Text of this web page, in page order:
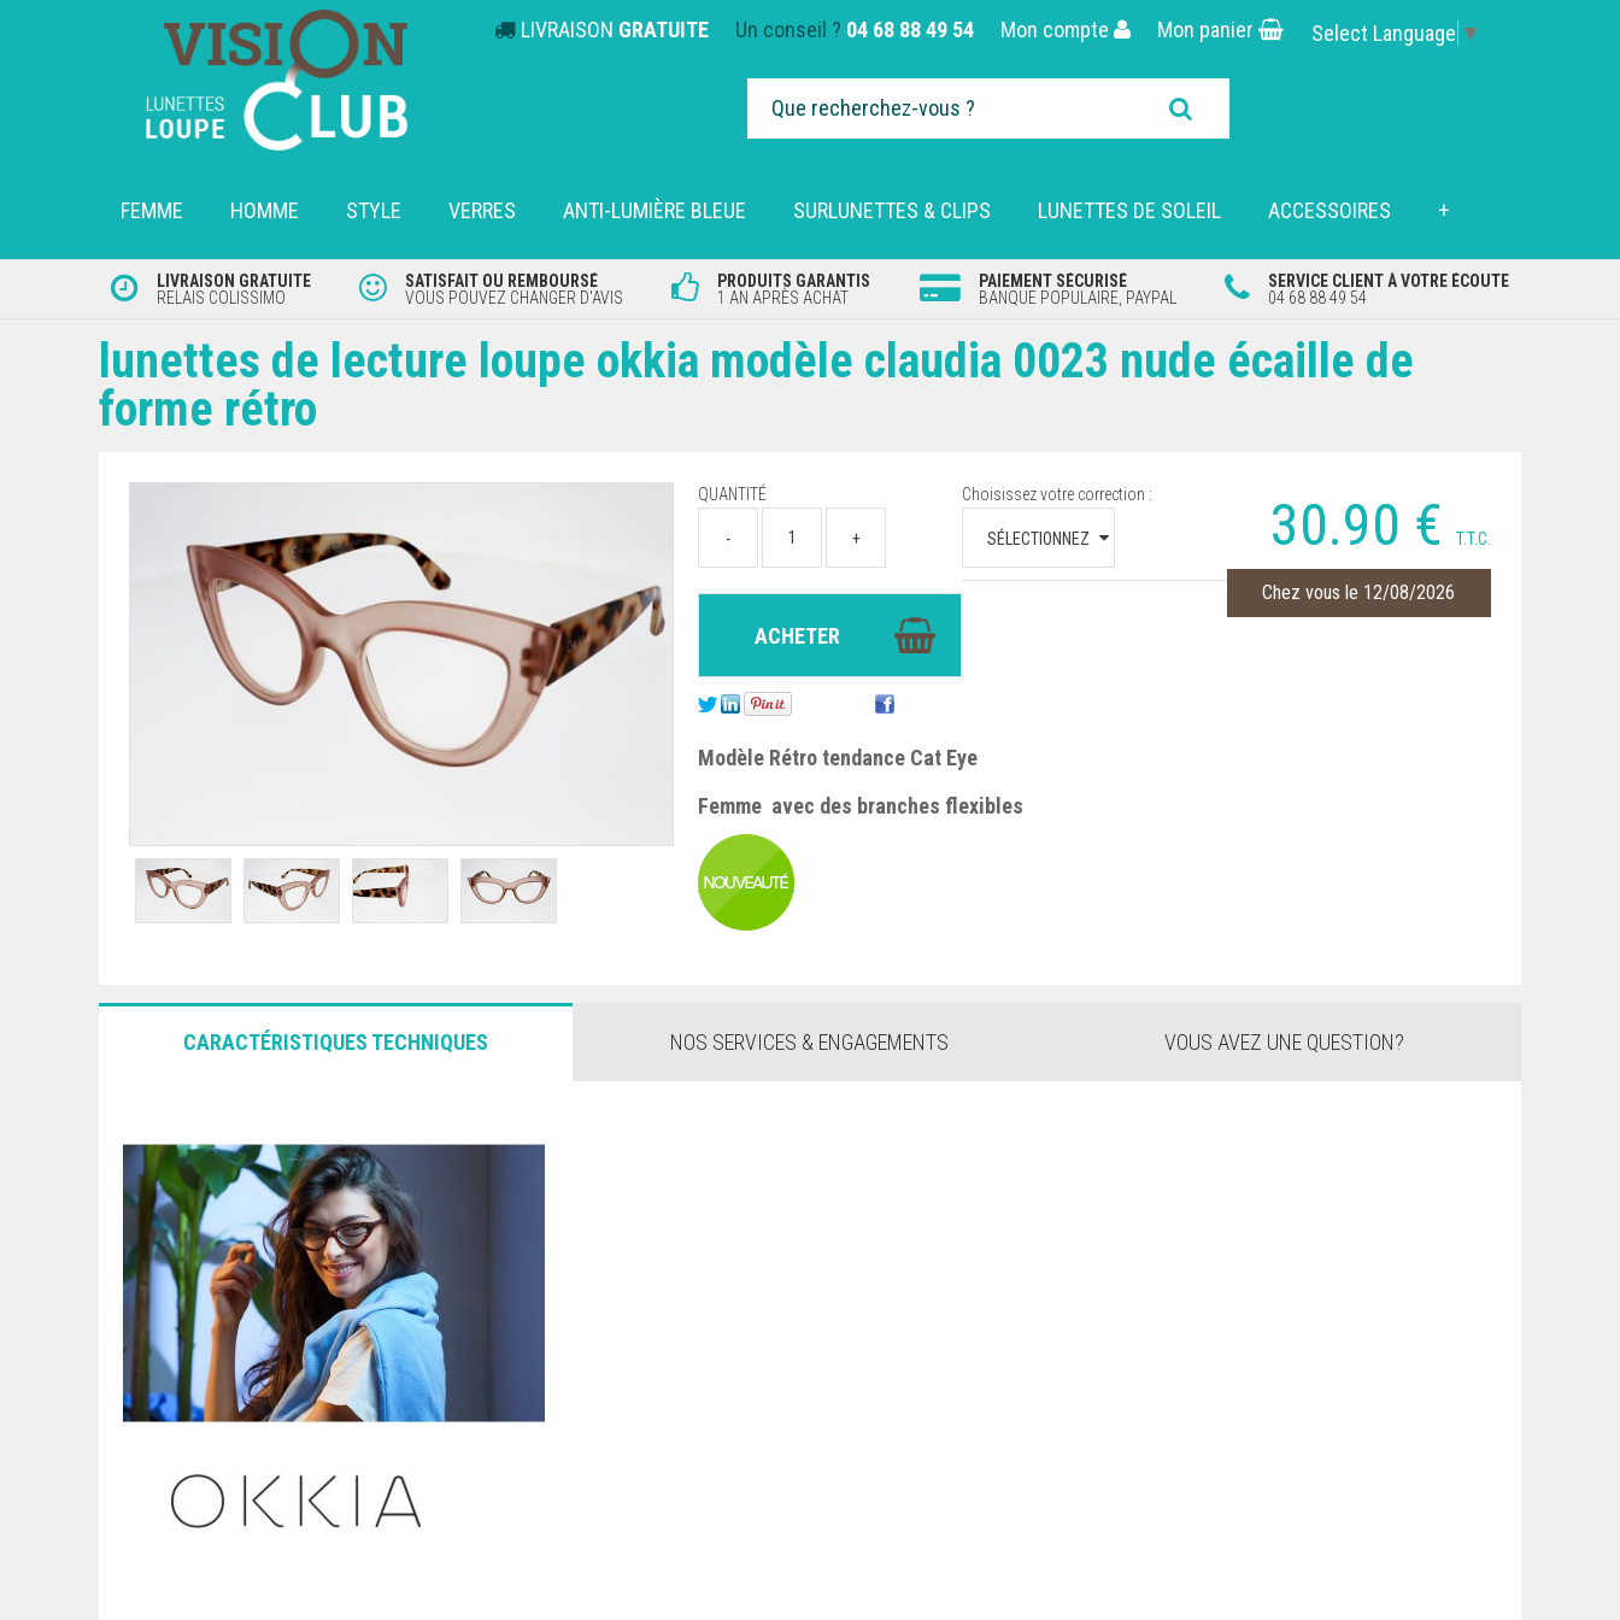
LIVRAISON GRATUITE Un conseil ? 04 68 88 49 54 Mon compte Mon panier Select Language ▼
FEMME HOMME STYLE VERRES ANTI-LUMIÈRE BLEUE SURLUNETTES & CLIPS LUNETTES DE SOLEIL ACCESSOIRES +
LIVRAISON GRATUITE
RELAIS COLISSIMO
SATISFAIT OU REMBOURSÉ
VOUS POUVEZ CHANGER D'AVIS
PRODUITS GARANTIS
1 AN APRÈS ACHAT
PAIEMENT SÉCURISÉ
BANQUE POPULAIRE, PAYPAL
SERVICE CLIENT À VOTRE ÉCOUTE
04 68 88 49 54
lunettes de lecture loupe okkia modèle claudia 0023 nude écaille de
forme rétro
30.90 € T.T.C.
Chez vous le 12/08/2026
QUANTITÉ Choisissez votre correction :
Modèle Rétro tendance Cat Eye
Femme avec des branches flexibles
CARACTÉRISTIQUES TECHNIQUES NOS SERVICES & ENGAGEMENTS VOUS AVEZ UNE QUESTION?